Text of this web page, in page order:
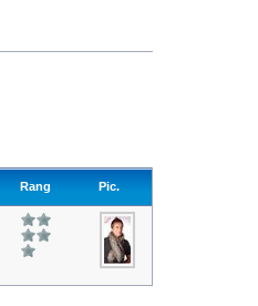
Rang Pic.